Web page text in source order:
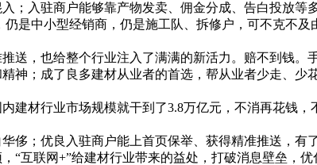
入驻商户能够靠产物发卖、佣金分成、告白投放等
中小型经销商，仍是施工队、拆修户，可不克不及
，也给整个行业注入了满满的新活力。赔不到钱。
；成了良多建材从业者的首选，帮从业者少走、少
材行业市场规模就干到了3.8万亿元，不消再花钱，
；优良入驻商户能上首页保举、获得精准推送，有
“互联网+”给建材行业带来的益处，打破消息壁垒，